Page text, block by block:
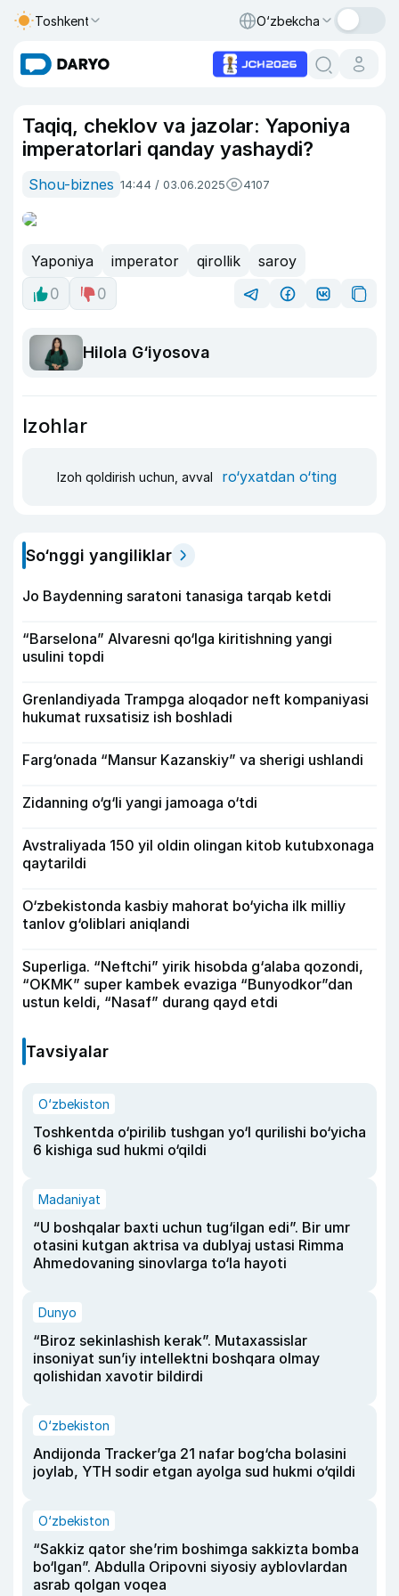
Toshkent O‘zbekcha
Taqiq, cheklov va jazolar: Yaponiya
imperatorlari qanday yashaydi?
Shou-biznes 14:44 / 03.06.2025 4107
Yaponiya imperator qirollik
saroy
0
0
Hilola G‘iyosova
Izohlar
Izoh qoldirish uchun, avval ro‘yxatdan o‘ting
So‘nggi yangiliklar
Jo Baydenning saratoni tanasiga tarqab ketdi
“Barselona” Alvaresni qo‘lga kiritishning yangi
usulini topdi
Grenlandiyada Trampga aloqador neft kompaniyasi
hukumat ruxsatisiz ish boshladi
Farg‘onada “Mansur Kazanskiy” va sherigi ushlandi
Zidanning o‘g‘li yangi jamoaga o‘tdi
Avstraliyada 150 yil oldin olingan kitob kutubxonaga
qaytarildi
O‘zbekistonda kasbiy mahorat bo‘yicha ilk milliy
tanlov g‘oliblari aniqlandi
Superliga. “Neftchi” yirik hisobda g‘alaba qozondi,
“OKMK” super kambek evaziga “Bunyodkor”dan
ustun keldi, “Nasaf” durang qayd etdi
Tavsiyalar
O‘zbekiston
Toshkentda o‘pirilib tushgan yo‘l qurilishi bo‘yicha
6 kishiga sud hukmi o‘qildi
Madaniyat
“U boshqalar baxti uchun tug‘ilgan edi”. Bir umr
otasini kutgan aktrisa va dublyaj ustasi Rimma
Ahmedovaning sinovlarga to‘la hayoti
Dunyo
“Biroz sekinlashish kerak”. Mutaxassislar
insoniyat sun’iy intellektni boshqara olmay
qolishidan xavotir bildirdi
O‘zbekiston
Andijonda Tracker’ga 21 nafar bog‘cha bolasini
joylab, YTH sodir etgan ayolga sud hukmi o‘qildi
O‘zbekiston
“Sakkiz qator she’rim boshimga sakkizta bomba
bo‘lgan”. Abdulla Oripovni siyosiy ayblovlardan
asrab qolgan voqea